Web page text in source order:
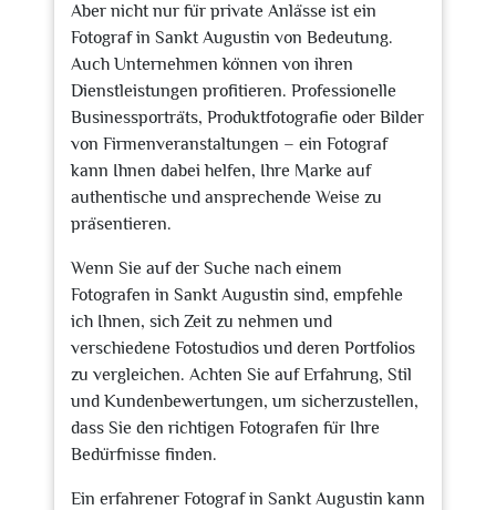
Aber nicht nur für private Anlässe ist ein
Fotograf in Sankt Augustin von Bedeutung.
Auch Unternehmen können von ihren
Dienstleistungen profitieren. Professionelle
Businessporträts, Produktfotografie oder Bilder
von Firmenveranstaltungen – ein Fotograf
kann Ihnen dabei helfen, Ihre Marke auf
authentische und ansprechende Weise zu
präsentieren.
Wenn Sie auf der Suche nach einem
Fotografen in Sankt Augustin sind, empfehle
ich Ihnen, sich Zeit zu nehmen und
verschiedene Fotostudios und deren Portfolios
zu vergleichen. Achten Sie auf Erfahrung, Stil
und Kundenbewertungen, um sicherzustellen,
dass Sie den richtigen Fotografen für Ihre
Bedürfnisse finden.
Ein erfahrener Fotograf in Sankt Augustin kann